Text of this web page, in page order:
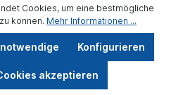
Details
Cookies, um eine bestmögliche
können. Mehr Informationen ...
Konfigurieren
akzeptieren